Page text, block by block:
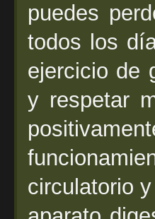
puedes
todos los
ejercicio de
y respetar
circulatorio